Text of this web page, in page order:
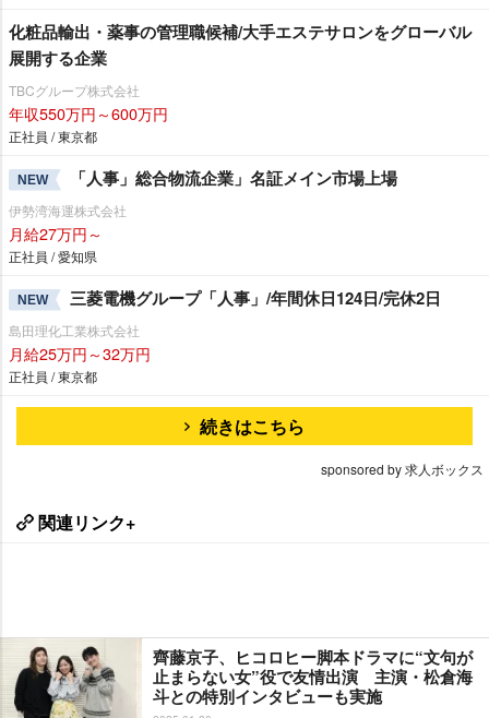
化粧品輸出・薬事の管理職候補/大手エステサロンをグローバル
展開する企業
TBCグループ株式会社
年収550万円～600万円
正社員 / 東京都
NEW 「人事」総合物流企業」名証メイン市場上場
伊勢湾海運株式会社
月給27万円～
正社員 / 愛知県
NEW 三菱電機グループ「人事」/年間休日124日/完休2日
島田理化工業株式会社
月給25万円～32万円
正社員 / 東京都
続きはこちら
sponsored by 求人ボックス
関連リンク+
齊藤京子、ヒコロヒー脚本ドラマに“文句が
止まらない女”役で友情出演 主演・松倉海
斗との特別インタビューも実施